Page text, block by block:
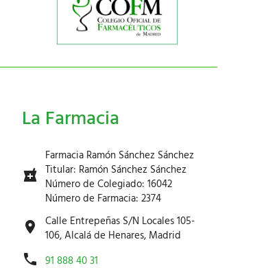
La Farmacia
Farmacia Ramón Sánchez Sánchez
Titular: Ramón Sánchez Sánchez
Número de Colegiado: 16042
Número de Farmacia: 2374
Calle Entrepeñas S/N Locales 105-
106, Alcalá de Henares, Madrid
91 888 40 31